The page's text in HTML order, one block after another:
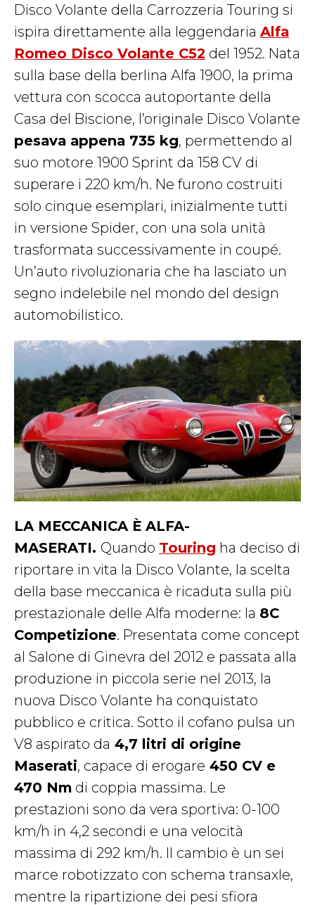
Disco Volante della Carrozzeria Touring si
ispira direttamente alla leggendaria Alfa
Romeo Disco Volante C52 del 1952. Nata
sulla base della berlina Alfa 1900, la prima
vettura con scocca autoportante della
Casa del Biscione, l’originale Disco Volante
pesava appena 735 kg, permettendo al
suo motore 1900 Sprint da 158 CV di
superare i 220 km/h. Ne furono costruiti
solo cinque esemplari, inizialmente tutti
in versione Spider, con una sola unità
trasformata successivamente in coupé.
Un’auto rivoluzionaria che ha lasciato un
segno indelebile nel mondo del design
automobilistico.
LA MECCANICA È ALFA-
MASERATI. Quando Touring ha deciso di
riportare in vita la Disco Volante, la scelta
della base meccanica è ricaduta sulla più
prestazionale delle Alfa moderne: la 8C
Competizione. Presentata come concept
al Salone di Ginevra del 2012 e passata alla
produzione in piccola serie nel 2013, la
nuova Disco Volante ha conquistato
pubblico e critica. Sotto il cofano pulsa un
V8 aspirato da 4,7 litri di origine
Maserati, capace di erogare 450 CV e
470 Nm di coppia massima. Le
prestazioni sono da vera sportiva: 0-100
km/h in 4,2 secondi e una velocità
massima di 292 km/h. Il cambio è un sei
marce robotizzato con schema transaxle,
mentre la ripartizione dei pesi sfiora